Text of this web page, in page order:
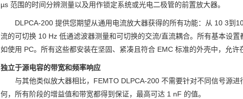
µs 范围的时间分辨测量以及用作锁定系统或光电二极管的前置放大器。
DLPCA-200 提供您期望从通用电流放大器获得的所有功能：从 10 3到
流的可切换 10 Hz 低通滤波器测量和可切换的交流/直流耦合。所有基本设
如使用 PC。所有这些都安装在坚固、紧凑且符合 EMC 标准的外壳中，允许
独立于源电容的带宽和频率响应
与其他类似放大器相比，FEMTO DLPCA-200 不需要针对不同信号源
何，所有阶段的增益值和带宽都得到保证，最高可达 1 nF 的值。